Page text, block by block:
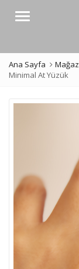
Menü
Ana Sayfa
Minimal At Yüzük